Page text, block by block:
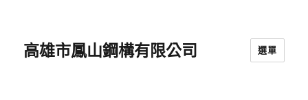
高雄市鳳山鋼構有限公司 選單